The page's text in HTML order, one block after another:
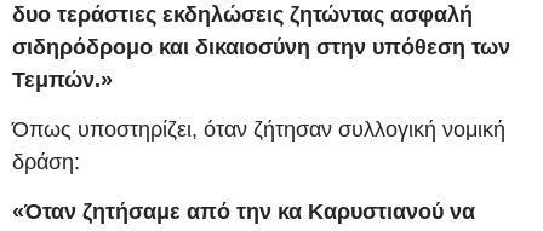
δυο τεράστιες εκδηλώσεις ζητώντας ασφαλή
σιδηρόδρομο και δικαιοσύνη στην υπόθεση των
Τεμπών.»
Όπως υποστηρίζει, όταν ζήτησαν συλλογική νομική
δράση:
«Όταν ζητήσαμε από την κα Καρυστιανού να